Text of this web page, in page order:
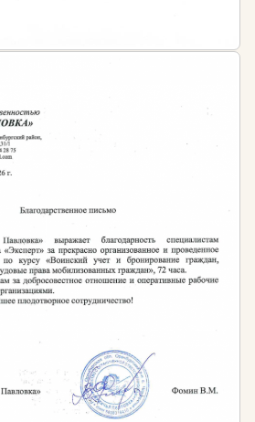
с бессрочным сроком
с п.4 ч.6 ст. 55.5-1
кодекса РФ специалисты в
обязаны повышать
требований
за несоблюдение правил к
требованиям сотрудников
наложению штрафов:
лиц — от 1 до 5 тысяч рублей